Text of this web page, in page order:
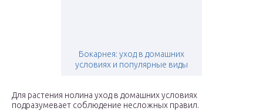
Бокарнея: уход в домашних
условиях и популярные виды
Для растения нолина уход в домашних условиях
подразумевает соблюдение несложных правил.